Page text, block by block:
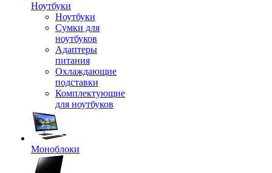
Ноутбуки
Ноутбуки
Сумки для
ноутбуков
Адаптеры
питания
Охлаждающие
подставки
Комплектующие
для ноутбуков
Моноблоки